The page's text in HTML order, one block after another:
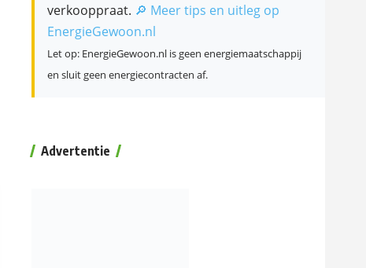
verkooppraat. 🔎 Meer tips en uitleg op
EnergieGewoon.nl
Let op: EnergieGewoon.nl is geen energiemaatschappij
en sluit geen energiecontracten af.
Advertentie